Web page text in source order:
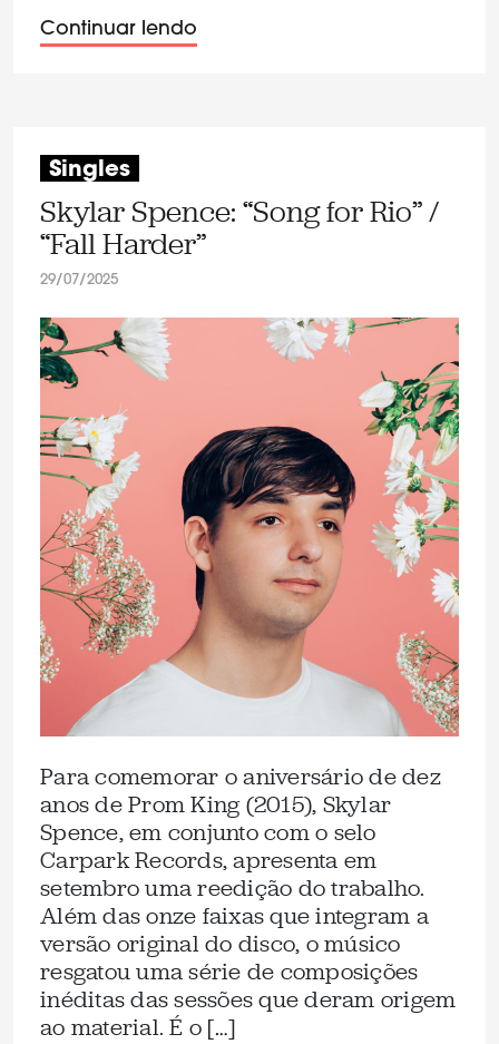
Continuar lendo
Singles
Skylar Spence: “Song for Rio” /
“Fall Harder”
29/07/2025
Para comemorar o aniversário de dez
anos de Prom King (2015), Skylar
Spence, em conjunto com o selo
Carpark Records, apresenta em
setembro uma reedição do trabalho.
Além das onze faixas que integram a
versão original do disco, o músico
resgatou uma série de composições
inéditas das sessões que deram origem
ao material. É o […]